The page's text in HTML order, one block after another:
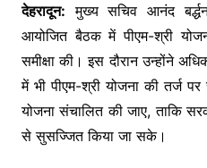
देहरादून: मुख्य सचिव आनंद
आयोजित बैठक में पीएम-श्री
समीक्षा की। इस दौरान उन्होंने
में भी पीएम-श्री योजना की तर्ज
योजना संचालित की जाए, ताकि
से सुसज्जित किया जा सके।